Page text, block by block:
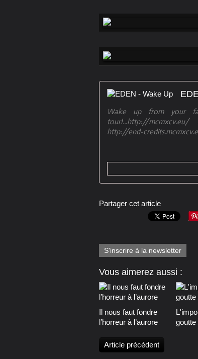
Wake up from your
tour!...http://
http://end-
Partager cet article
S'inscrire à la newsletter
Vous aimerez aussi :
Il nous faut fondre
l’horreur à l’aurore
goutte
Article précédent